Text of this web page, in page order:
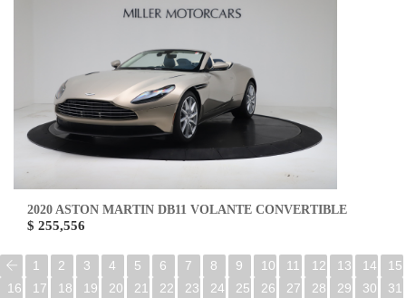
2020 ASTON MARTIN DB11 VOLANTE CONVERTIBLE
$ 255,556
1 2 3 4 5 6 7 8 9 10 11 12 13 14
15
16
17 18 19 20 21 22 23 24 25 26 27 28 29 30
31